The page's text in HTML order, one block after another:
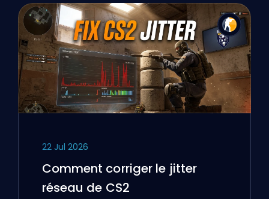
22 Jul 2026
Comment corriger le jitter
réseau de CS2